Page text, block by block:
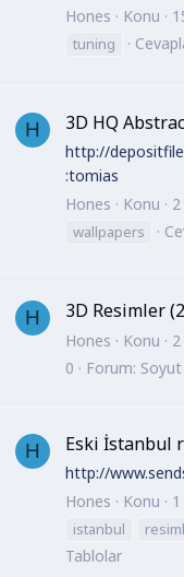
Hones
Konu
tuning
H 3D HQ
http://
:tomias
Hones
Konu
wallpapers
H 3D Resimler
Hones Konu
0
Forum:
H Eski İstanbul
http://
Hones
Konu
istanbul
Tablolar